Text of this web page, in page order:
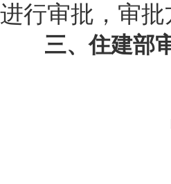
进行审批，审
三、住建部审